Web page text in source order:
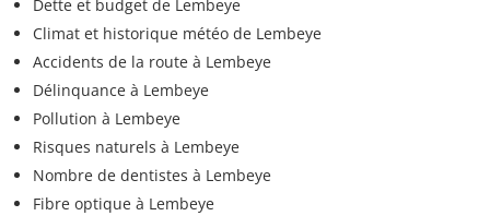
Dette et budget de Lembeye
Climat et historique météo de Lembeye
Accidents de la route à Lembeye
Délinquance à Lembeye
Pollution à Lembeye
Risques naturels à Lembeye
Nombre de dentistes à Lembeye
Fibre optique à Lembeye